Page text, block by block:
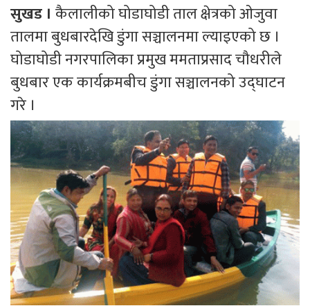
सुखड । कैलालीको घोडाघोडी ताल क्षेत्रको ओजुवा
तालमा बुधबारदेखि डुंगा सञ्चालनमा ल्याइएको छ ।
घोडाघोडी नगरपालिका प्रमुख ममताप्रसाद चौधरीले
बुधबार एक कार्यक्रमबीच डुंगा सञ्चालनको उद्घाटन
गरे ।